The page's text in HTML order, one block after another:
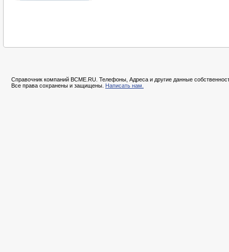
Справочник компаний BCME.RU. Телефоны, Адреса и другие данные
Все права сохранены и защищены. Написать нам.